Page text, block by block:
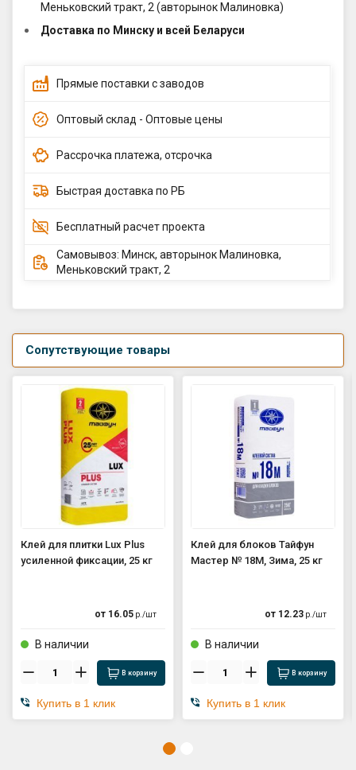
Меньковский тракт, 2 (авторынок Малиновка)
Доставка по Минску и всей Беларуси
Прямые поставки с заводов
Оптовый склад - Оптовые цены
Рассрочка платежа, отсрочка
Быстрая доставка по РБ
Бесплатный расчет проекта
Самовывоз: Минск, авторынок Малиновка,
Меньковский тракт, 2
Сопутствующие товары
Клей для плитки Lux Plus
усиленной фиксации, 25 кг
от 16.05 р./шт
В наличии
В корзину
Купить в 1 клик
Клей для блоков Тайфун
Мастер № 18М, Зима, 25 кг
от 12.23 р./шт
В наличии
В корзину
Купить в 1 клик